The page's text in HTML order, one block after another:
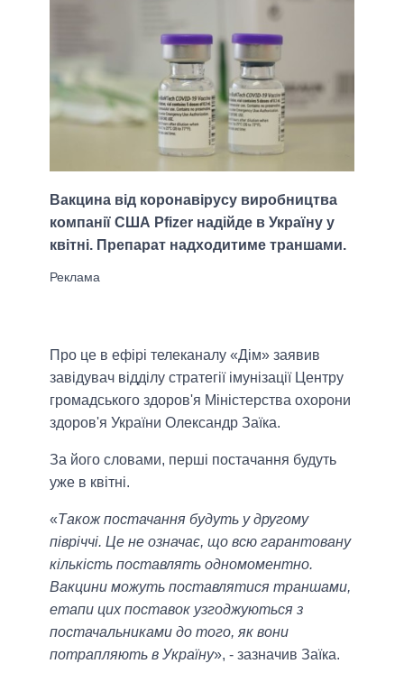
Вакцина від коронавірусу виробництва
компанії США Pfizer надійде в Україну у
квітні. Препарат надходитиме траншами.
Про це в ефірі телеканалу «Дім» заявив
завідувач відділу стратегії імунізації Центру
громадського здоров'я Міністерства охорони
здоров'я України Олександр Заїка.
За його словами, перші постачання будуть
уже в квітні.
«Також постачання будуть у другому
півріччі. Це не означає, що всю гарантовану
кількість поставлять одномоментно.
Вакцини можуть поставлятися траншами,
етапи цих поставок узгоджуються з
постачальниками до того, як вони
потрапляють в Україну», - зазначив Заїка.